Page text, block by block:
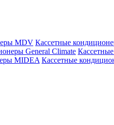
MDV Кассетные
General Climate
MIDEA Кассетные